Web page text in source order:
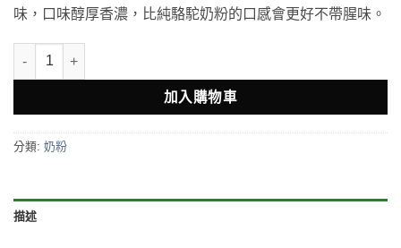
味，口味醇厚香濃，比純駱駝奶粉的口感會更好不帶腥味。
Maxinatal Camel Milk Powder 澳洲駱駝奶粉400g 數量
加入購物車
分類: 奶粉
描述